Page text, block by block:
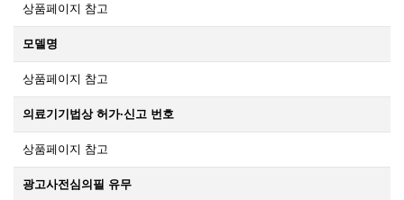
상품페이지 참고
모델명
상품페이지 참고
의료기기법상 허가·신고 번호
상품페이지 참고
광고사전심의필 유무